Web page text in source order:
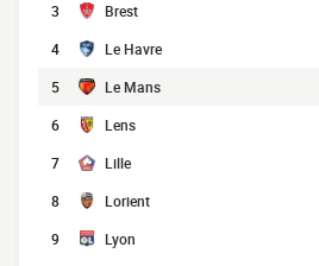
3 Brest
4 Le Havre
5 Le Mans
6
Lens
7 Lille
8 Lorient
9 Lyon